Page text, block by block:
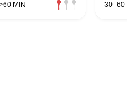
MIN 30–60